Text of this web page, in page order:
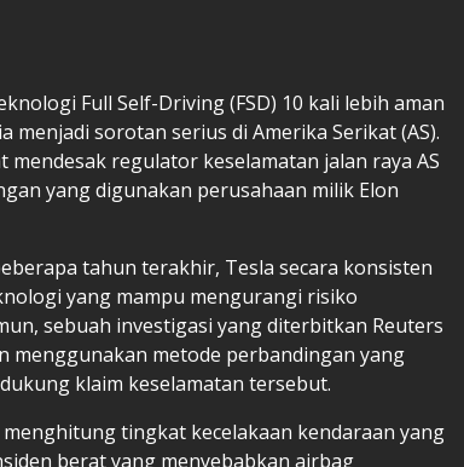
Full Self-Driving (FSD) 10 kali lebih aman
menjadi sorotan serius di Amerika Serikat (AS).
regulator keselamatan jalan raya AS
yang digunakan perusahaan milik Elon
tahun terakhir, Tesla secara konsisten
yang mampu mengurangi risiko
sebuah investigasi yang diterbitkan Reuters
menggunakan metode perbandingan yang
klaim keselamatan tersebut.
tingkat kecelakaan kendaraan yang
berat yang menyebabkan airbag